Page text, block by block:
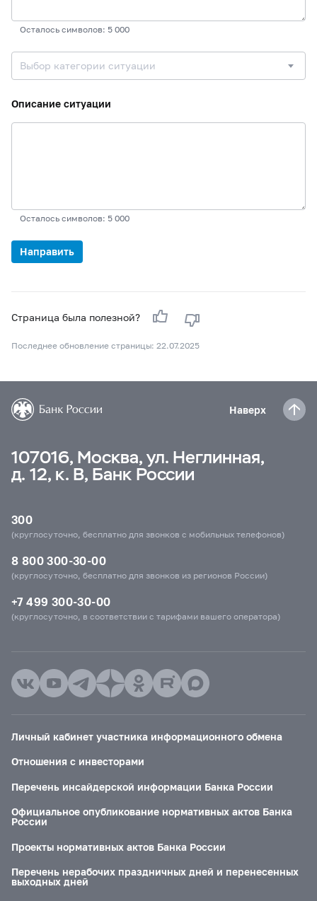
Осталось символов: 5 000
Выбор категории ситуации
Описание ситуации
Осталось символов: 5 000
Страница была полезной?
Последнее обновление страницы: 22.07.2025
Наверх
107016, Москва, ул. Неглинная,
д. 12, к. В, Банк России
300
(круглосуточно, бесплатно для звонков с мобильных телефонов)
8 800 300-30-00
(круглосуточно, бесплатно для звонков из регионов России)
+7 499 300-30-00
(круглосуточно, в соответствии с тарифами вашего оператора)
Личный кабинет участника информационного обмена
Отношения с инвесторами
Перечень инсайдерской информации Банка России
Официальное опубликование нормативных актов Банка
России
Проекты нормативных актов Банка России
Перечень нерабочих праздничных дней и перенесенных
выходных дней